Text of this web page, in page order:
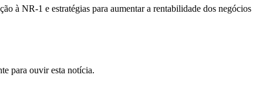
à NR-1 e estratégias para aumentar a rentabilidade dos negócios
para ouvir esta notícia.